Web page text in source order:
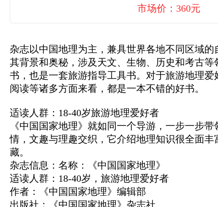
市场价：360元
杂志以中国地理为主，兼具世界各地不同区域
其背景和奥秘，涉及天文、生物、历史和考古
书，也是一套旅游指导工具书。对于旅游地理
阅读等诸多方面来看，都是一本不错的好书。
适读人群：18-40岁旅游地理爱好者
《中国国家地理》就如同一个导游，一步一步
情，文趣与理趣交织，它介绍地理知识很全面
藏。
杂志信息：名称：《中国国家地理》
适读人群：18-40岁，旅游地理爱好者
作者：《中国国家地理》编辑部
出版社：《中国国家地理》杂志社